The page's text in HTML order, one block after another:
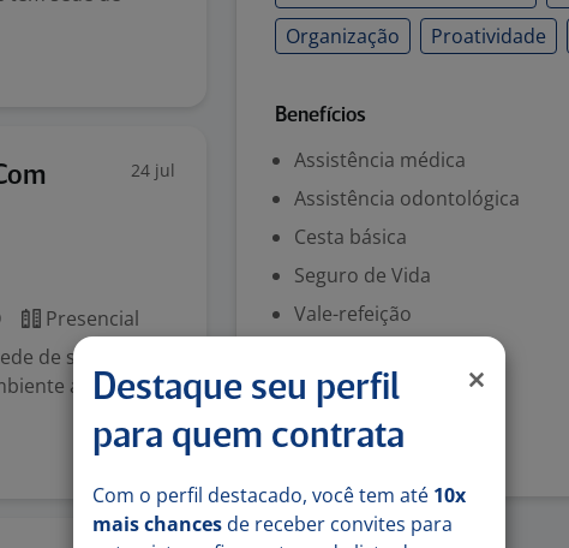
24 jul
Presencial
de saúde
ágil, que
Organização
Proatividade
Benefícios
Assistência médica
Assistência odontológica
Cesta básica
Seguro de Vida
Vale-refeição
Denunciar vaga
Destaque seu perfil
para quem contrata
Com o perfil destacado, você tem até 10x
mais chances de receber convites para